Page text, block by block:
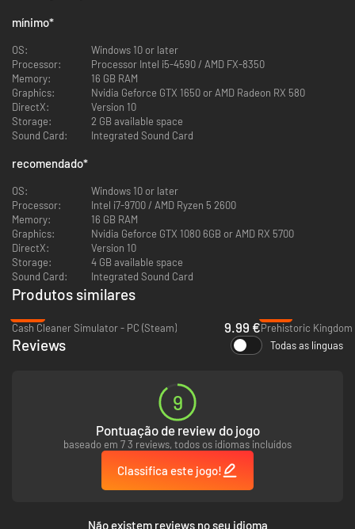
Construa seu complexo de drogas do zero, compre terrenos adjacentes e
expanda. Projete e trace sua linha de produção completa e estabeleça
rotas de distribuição. Fortifique as defesas do complexo e não deixe
desenvolva as melhores cepas de narcóticos, como maconha, cocaína e
Mas não basta só fazer um ótimo produto, você precisa de um ponto de
venda! É aqui que entram seus negócios legítimos: você precisará
construir e administrar estas frentes, incluindo a venda de bens legais
para evitar ser descoberto. As pessoas precisam comer, certo? Gerencie
mínimo*
OS:
Windows 10 or later
Processor:
Processor Intel i5-4590 / AMD FX-8350
Memory:
16 GB RAM
Graphics:
Nvidia Geforce GTX 1650 or AMD Radeon RX 580
DirectX:
Version 10
Storage:
2 GB available space
Sound Card:
Integrated Sound Card
recomendado*
OS:
Windows 10 or later
Processor:
Intel i7-9700 / AMD Ryzen 5 2600
Memory:
16 GB RAM
Graphics:
Nvidia Geforce GTX 1080 6GB or AMD RX 5700
DirectX:
Version 10
Storage:
4 GB available space
Sound Card:
Integrated Sound Card
Produtos similares
Cash Cleaner Simulator - PC (Steam)
9.99 €Prehistoric Kingdom
Reviews Todas as línguas
9
Pontuação de review do jogo
baseado em 7 3 reviews, todos os idiomas incluídos
Classifica este jogo!
Não existem reviews no seu idioma